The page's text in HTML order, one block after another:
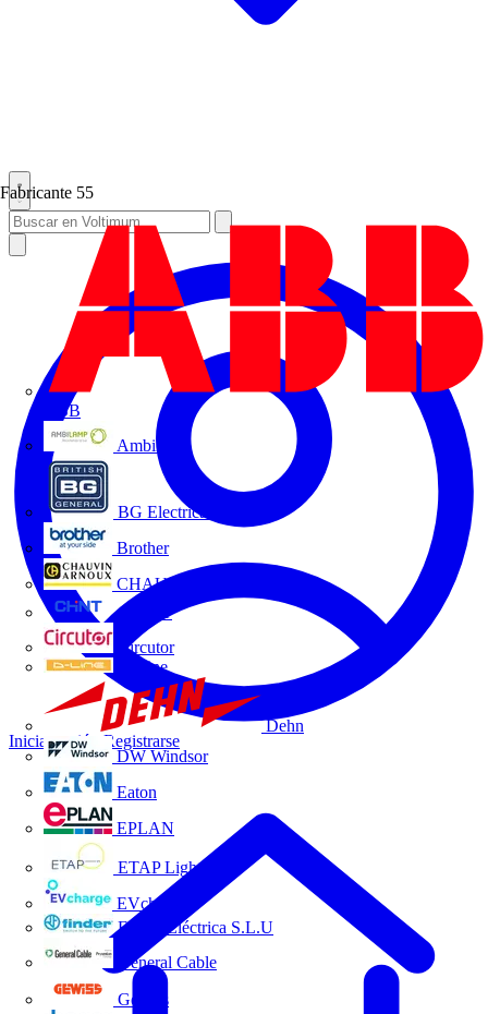
Fabricante 55
ABB
Ambilamp
BG Electrical
Brother
CHAUVIN ARNOUX
CHINT
Circutor
D-Line
Dehn
DW Windsor
Eaton
EPLAN
ETAP Lighting
EVcharge
Finder Eléctrica S.L.U
General Cable
Gewiss
Iniciar sesión Registrarse